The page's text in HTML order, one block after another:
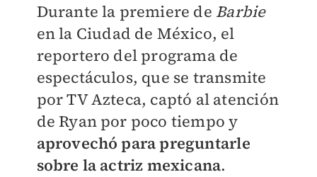
Durante la premiere de Barbie
en la Ciudad de México, el
reportero del programa de
espectáculos, que se transmite
por TV Azteca, captó al atención
de Ryan por poco tiempo y
aprovechó para preguntarle
sobre la actriz mexicana.